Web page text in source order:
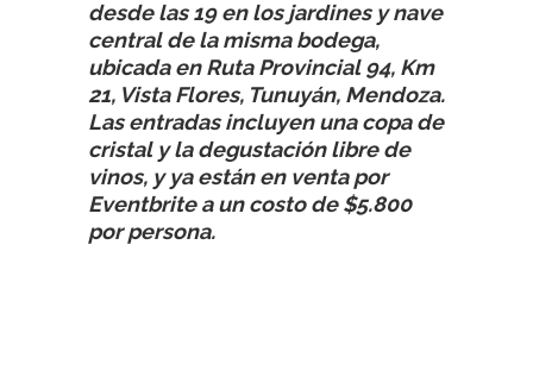
desde las 19 en los jardines y nave
central de la misma bodega,
ubicada en Ruta Provincial 94, Km
21, Vista Flores, Tunuyán, Mendoza.
Las entradas incluyen una copa de
cristal y la degustación libre de
vinos, y ya están en venta por
Eventbrite a un costo de $5.800
por persona.